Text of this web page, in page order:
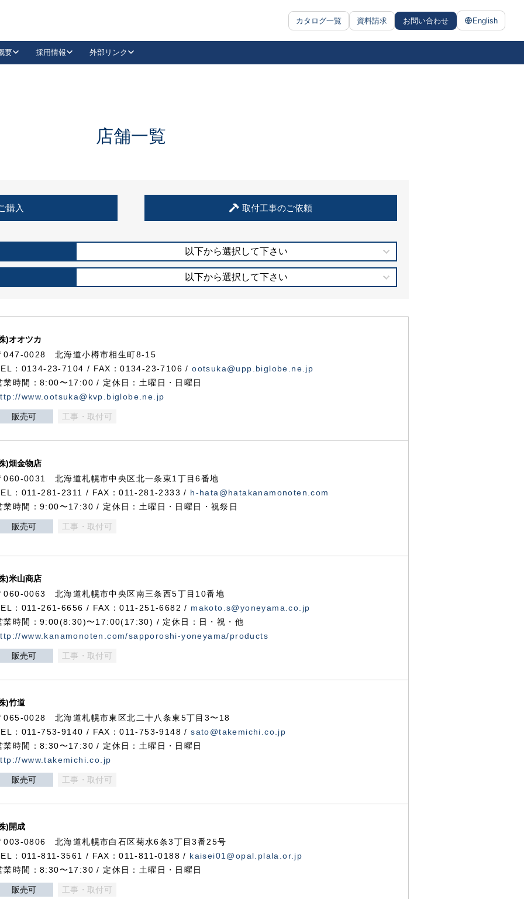
カタログ一覧 資料請求 お問い合わせ English
抗ウイルス・抗菌製品
要 採用情報 外部リンク
LinkedIn
住宅使用部材標準化推進協議会
店舗一覧
購入 取付工事のご依頼
以下から選択して下さい
以下から選択して下さい
)オオツカ
047-0028 北海道小樽市相生町8-15
：0134-23-7104 / FAX：0134-23-7106 /ootsuka@upp.biglobe.ne.jp
業時間：8:00〜17:00 / 定休日：土曜日・日曜日
www.ootsuka@kvp.biglobe.ne.jp
販売可 工事・取付可
)畑金物店
060-0031 北海道札幌市中央区北一条東1丁目6番地
：011-281-2311 / FAX：011-281-2333 / h-hata@hatakanamonoten.com
業時間：9:00〜17:30 / 定休日：土曜日・日曜日・祝祭日
販売可 工事・取付可
)米山商店
060-0063 北海道札幌市中央区南三条西5丁目10番地
：011-261-6656 / FAX：011-251-6682 / makoto.s@yoneyama.co.jp
業時間：9:00(8:30)〜17:00(17:30) / 定休日：日・祝・他
www.kanamonoten.com/sapporoshi-yoneyama/products
販売可 工事・取付可
)竹道
065-0028 北海道札幌市東区北二十八条東5丁目3〜18
：011-753-9140 / FAX：011-753-9148 /sato@takemichi.co.jp
業時間：8:30〜17:30 / 定休日：土曜日・日曜日
www.takemichi.co.jp
販売可 工事・取付可
)開成
003-0806 北海道札幌市白石区菊水6条3丁目3番25号
：011-811-3561 / FAX：011-811-0188 / kaisei01@opal.plala.or.jp
業時間：8:30〜17:30 / 定休日：土曜日・日曜日
販売可 工事・取付可